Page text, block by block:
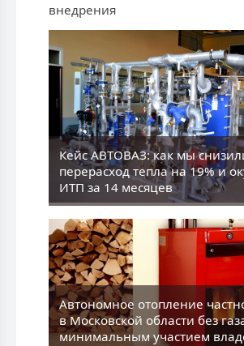
внедрения
Кейс АВТОВАЗ: как мы
перерасход тепла на 19% и
ИТП за 14 месяцев
Aвтономное отопление
в Московской области без
минимальным участием